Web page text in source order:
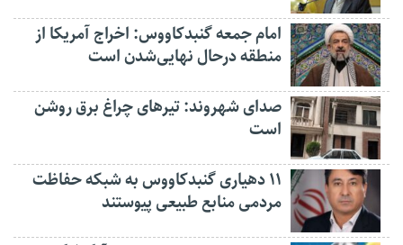
امام جمعه گنبدکاووس: اخراج آمریکا از
منطقه درحال نهایی‌شدن است
صدای شهروند: تیرهای چراغ برق روشن
است
۱۱ دهیاری گنبدکاووس به شبکه حفاظت
مردمی منابع طبیعی پیوستند